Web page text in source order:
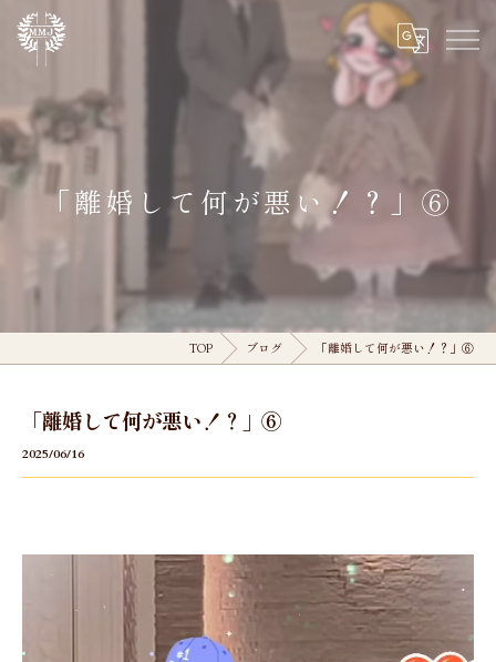
「離婚して何が悪い！？」⑥
TOP ブログ 「離婚して何が悪い！？」⑥
「離婚して何が悪い！？」⑥
2025/06/16